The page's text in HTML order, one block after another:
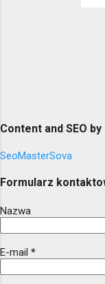
Content and SEO by
SeoMasterSova
Formularz
Nazwa
E-mail *